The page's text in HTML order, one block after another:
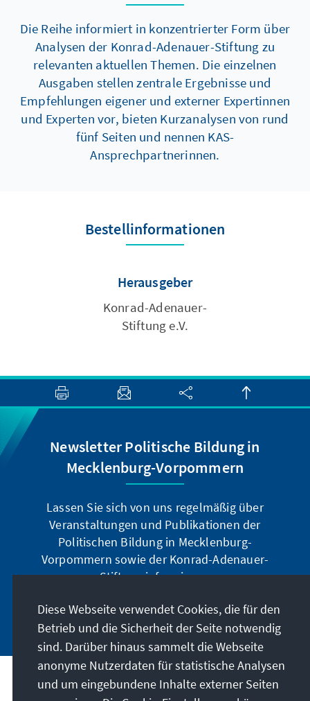
Die Reihe informiert in konzentrierter Form über
Analysen der Konrad-Adenauer-Stiftung zu
relevanten aktuellen Themen. Die einzelnen
Ausgaben stellen zentrale Ergebnisse und
Empfehlungen eigener und externer Expertinnen
und Experten vor, bieten Kurzanalysen von rund
fünf Seiten und nennen KAS-
Ansprechpartnerinnen.
Bestellinformationen
Herausgeber
Konrad-Adenauer-
Stiftung e.V.
Newsletter Politische Bildung in
Mecklenburg-Vorpommern
Lassen Sie sich von uns regelmäßig über
Veranstaltungen und Publikationen der
Politischen Bildung in Mecklenburg-
Vorpommern sowie der Konrad-Adenauer-
Stiftung informieren.
Jetzt abonnieren
Anschrift
Diese Webseite verwendet Cookies, die für den
Betrieb und die Sicherheit der Seite notwendig
sind. Darüber hinaus sammelt die Webseite
anonyme Nutzerdaten für statistische Analysen
und um eingebundene Inhalte externer Seiten